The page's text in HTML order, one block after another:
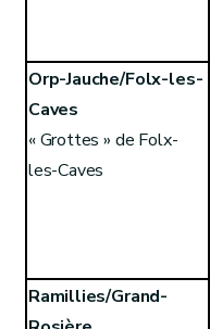
Orp-Jauche/Folx-les-
Caves
« Grottes » de Folx-
les-Caves
Ramillies/Grand-